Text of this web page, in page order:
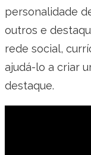
personalidade
outros e
rede social,
ajudá-lo a criar
destaque.